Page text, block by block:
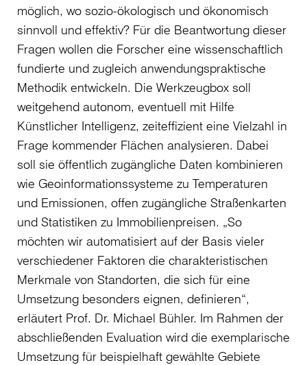
möglich, wo sozio-ökologisch und ökonomisch
sinnvoll und effektiv? Für die Beantwortung dieser
Fragen wollen die Forscher eine wissenschaftlich
fundierte und zugleich anwendungspraktische
Methodik entwickeln. Die Werkzeugbox soll
weitgehend autonom, eventuell mit Hilfe
Künstlicher Intelligenz, zeiteffizient eine Vielzahl in
Frage kommender Flächen analysieren. Dabei
soll sie öffentlich zugängliche Daten kombinieren
wie Geoinformationssysteme zu Temperaturen
und Emissionen, offen zugängliche Straßenkarten
und Statistiken zu Immobilienpreisen. „So
möchten wir automatisiert auf der Basis vieler
verschiedener Faktoren die charakteristischen
Merkmale von Standorten, die sich für eine
Umsetzung besonders eignen, definieren“,
erläutert Prof. Dr. Michael Bühler. Im Rahmen der
abschließenden Evaluation wird die exemplarische
Umsetzung für beispielhaft gewählte Gebiete